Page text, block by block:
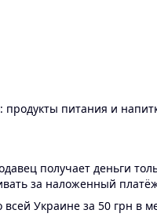
продукты питания и
получает деньги
за наложенный
Украине за 50 грн в